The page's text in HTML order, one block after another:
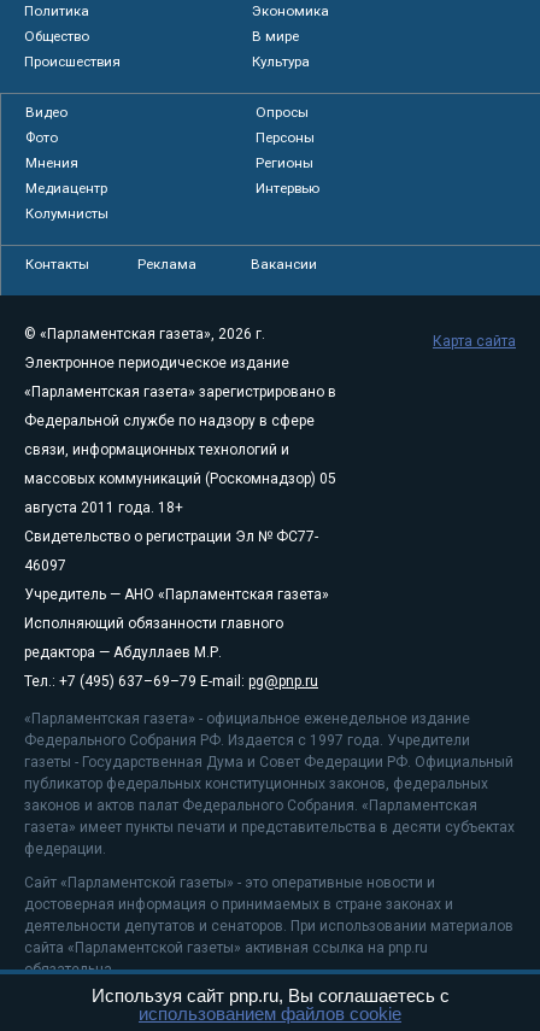
Политика
Экономика
Общество
В мире
Происшествия
Культура
Видео
Опросы
Фото
Персоны
Мнения
Регионы
Медиацентр
Интервью
Колумнисты
Контакты Реклама Вакансии
© «Парламентская газета», 2026 г.
Электронное периодическое издание
«Парламентская газета» зарегистрировано в
Федеральной службе по надзору в сфере
связи, информационных технологий и
массовых коммуникаций (Роскомнадзор) 05
августа 2011 года. 18+
Свидетельство о регистрации Эл № ФС77-
46097
Учредитель — АНО «Парламентская газета»
Исполняющий обязанности главного
редактора — Абдуллаев М.Р.
Тел.: +7 (495) 637–69–79 E-mail: pg@pnp.ru
«Парламентская газета» - официальное еженедельное издание
Федерального Собрания РФ. Издается с 1997 года. Учредители
газеты - Государственная Дума и Совет Федерации РФ. Официальный
публикатор федеральных конституционных законов, федеральных
законов и актов палат Федерального Собрания. «Парламентская
газета» имеет пункты печати и представительства в десяти субъектах
федерации.
Сайт «Парламентской газеты» - это оперативные новости и
достоверная информация о принимаемых в стране законах и
деятельности депутатов и сенаторов. При использовании материалов
сайта «Парламентской газеты» активная ссылка на pnp.ru
обязательна.
На информационном ресурсе применяютсярекомендательные
Карта сайта
Используя сайт pnp.ru, Вы соглашаетесь с
использованием файлов cookie